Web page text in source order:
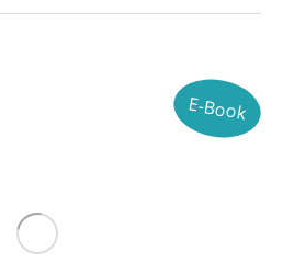
E-Book